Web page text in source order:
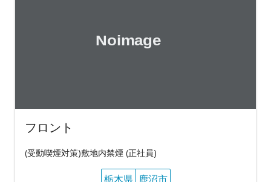
フロント
(受動喫煙対策)敷地内禁煙 (正社員)
栃木県 鹿沼市